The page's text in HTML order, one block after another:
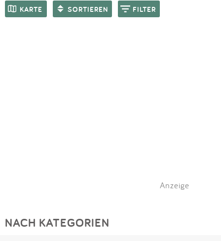
KARTE SORTIEREN FILTER
SPIELGERÄTE
Anzeige
NACH KATEGORIEN